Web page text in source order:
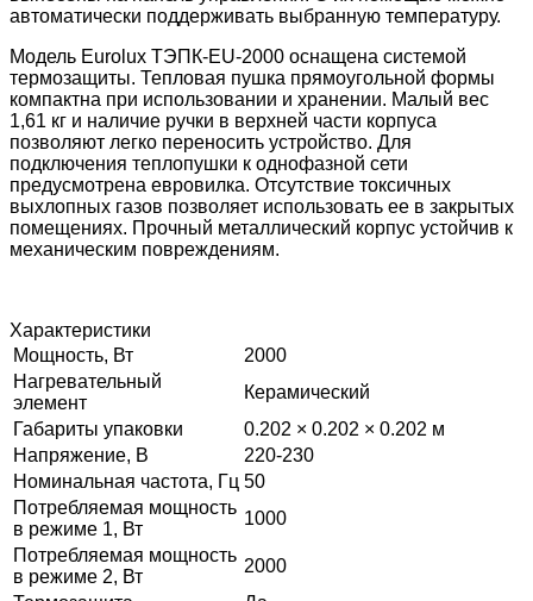
автоматически поддерживать выбранную температуру.
Модель Eurolux ТЭПК-EU-2000 оснащена системой
термозащиты. Тепловая пушка прямоугольной формы
компактна при использовании и хранении. Малый вес
1,61 кг и наличие ручки в верхней части корпуса
позволяют легко переносить устройство. Для
подключения теплопушки к однофазной сети
предусмотрена евровилка. Отсутствие токсичных
выхлопных газов позволяет использовать ее в закрытых
помещениях. Прочный металлический корпус устойчив к
механическим повреждениям.
Характеристики
Мощность, Вт
2000
Нагревательный
элемент
Керамический
Габариты упаковки
0.202 × 0.202 × 0.202 м
Напряжение, В
220-230
Номинальная частота, Гц 50
Потребляемая мощность
в режиме 1, Вт
1000
Потребляемая мощность
в режиме 2, Вт
2000